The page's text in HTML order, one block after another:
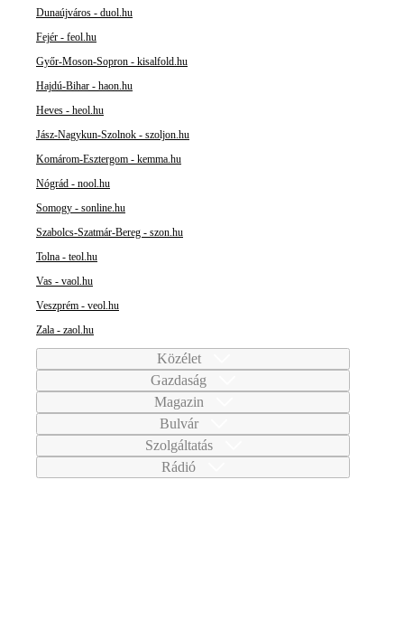
Dunaújváros - duol.hu
Fejér - feol.hu
Győr-Moson-Sopron - kisalfold.hu
Hajdú-Bihar - haon.hu
Heves - heol.hu
Jász-Nagykun-Szolnok - szoljon.hu
Komárom-Esztergom - kemma.hu
Nógrád - nool.hu
Somogy - sonline.hu
Szabolcs-Szatmár-Bereg - szon.hu
Tolna - teol.hu
Vas - vaol.hu
Veszprém - veol.hu
Zala - zaol.hu
Közélet
Gazdaság
Magazin
Bulvár
Szolgáltatás
Rádió